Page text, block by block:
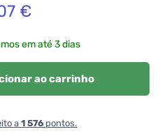
€
em até 3 dias
ao carrinho
a 1 576 pontos.